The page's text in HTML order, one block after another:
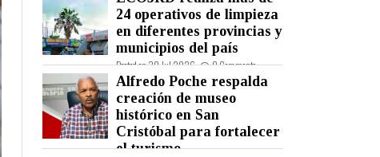
24 operativos de limpieza
en diferentes provincias y
municipios del país
Posted on 30 Jul 2026 - 0 Comments
Alfredo Poche respalda
creación de museo
histórico en San
Cristóbal para fortalecer
el turismo